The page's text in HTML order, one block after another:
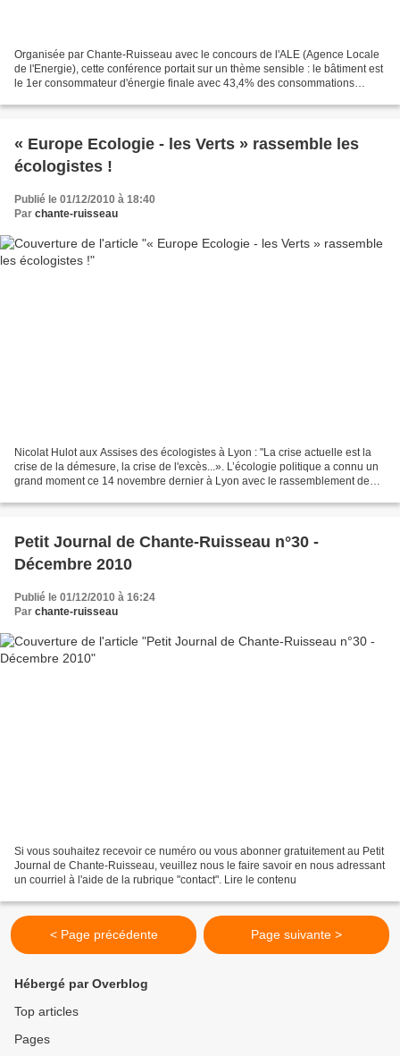
Organisée par Chante-Ruisseau avec le concours de l'ALE (Agence Locale
de l'Energie), cette conférence portait sur un thème sensible : le bâtiment est
le 1er consommateur d'énergie finale avec 43,4% des consommations
« Europe Ecologie - les Verts » rassemble les
écologistes !
Publié le 01/12/2010 à 18:40
Par chante-ruisseau
Nicolat Hulot aux Assises des écologistes à Lyon : "La crise actuelle est la
crise de la démesure, la crise de l'excès...». L’écologie politique a connu un
grand moment ce 14 novembre dernier à Lyon avec le rassemblement de
Petit Journal de Chante-Ruisseau n°30 -
Décembre 2010
Publié le 01/12/2010 à 16:24
Par chante-ruisseau
Si vous souhaitez recevoir ce numéro ou vous abonner gratuitement au Petit
Journal de Chante-Ruisseau, veuillez nous le faire savoir en nous adressant
un courriel à l'aide de la rubrique "contact". Lire le contenu
< Page précédente Page suivante >
Hébergé par Overblog
Top articles
Pages